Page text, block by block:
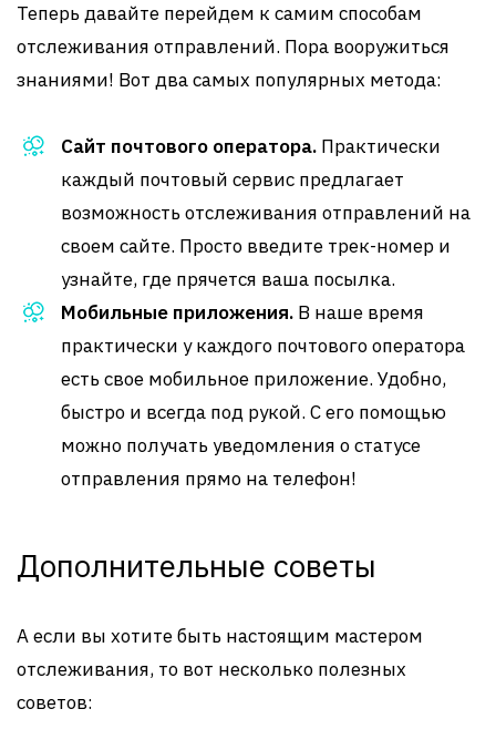
Теперь давайте перейдем к самим способам
отслеживания отправлений. Пора вооружиться
знаниями! Вот два самых популярных метода:
Сайт почтового оператора. Практически
каждый почтовый сервис предлагает
возможность отслеживания отправлений на
своем сайте. Просто введите трек-номер и
узнайте, где прячется ваша посылка.
Мобильные приложения. В наше время
практически у каждого почтового оператора
есть свое мобильное приложение. Удобно,
быстро и всегда под рукой. С его помощью
можно получать уведомления о статусе
отправления прямо на телефон!
Дополнительные советы
А если вы хотите быть настоящим мастером
отслеживания, то вот несколько полезных
советов: